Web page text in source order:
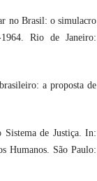
no Brasil: o simulacro
Rio de Janeiro:
a proposta de
de Justiça. In:
São Paulo: